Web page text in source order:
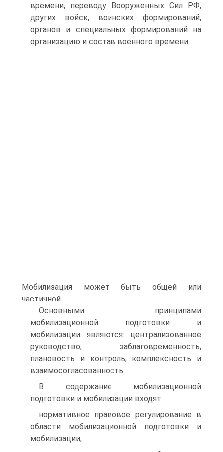
времени, переводу Вооруженных Сил РФ,
других войск, воинских формирований,
органов и специальных формирований на
организацию и состав военного времени.
Мобилизация может быть общей или
частичной.
Основными принципами
мобилизационной подготовки и
мобилизации являются: централизованное
руководство; заблаговременность,
плановость и контроль; комплексность и
взаимосогласованность.
В содержание мобилизационной
подготовки и мобилизации входят:
нормативное правовое регулирование в
области мобилизационной подготовки и
мобилизации;